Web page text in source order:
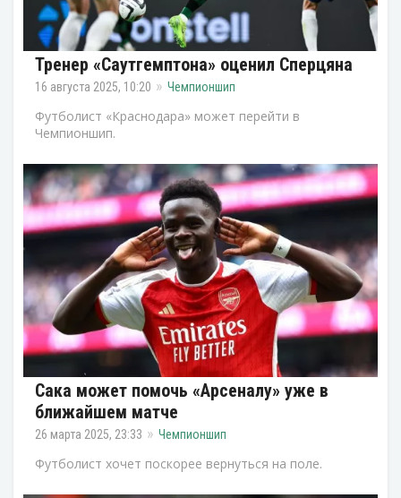
Тренер «Саутгемптона» оценил Сперцяна
16 августа 2025, 10:20 Чемпионшип
Футболист «Краснодара» может перейти в
Чемпионшип.
Сака может помочь «Арсеналу» уже в
ближайшем матче
26 марта 2025, 23:33 Чемпионшип
Футболист хочет поскорее вернуться на поле.